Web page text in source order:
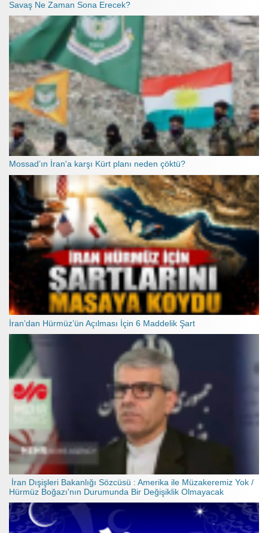
Savaş Ne Zaman Sona Erecek?
Mossad’ın İran'a karşı Kürt planı neden çöktü?
İran’dan Hürmüz’ün Açılması İçin 6 Maddelik Şart
İran Dışişleri Bakanlığı Sözcüsü : Amerika ile Müzakeremiz Yok /
Hürmüz Boğazı'nın Durumunda Bir Değişiklik Olmayacak